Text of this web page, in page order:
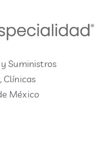
Suministros
Clínicas
México